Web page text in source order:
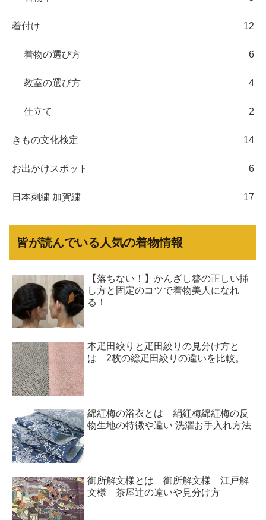
着付け 12
着物の選び方 6
教室の選び方 4
仕立て 2
きもの文化検定 14
お出かけスポット 6
日本刺繍 加賀繍 17
皆が読んでいる人気の着物情報
【落ちない！】かんざし簪の正しい挿
し方と固定のコツで着物美人になれ
る！
本疋田絞りと疋田絞りの見分け方と
は 2枚の総疋田絞りの違いを比較。
綿紅梅の浴衣とは 絹紅梅綿紅梅の反
物生地の特徴や違い 洗濯お手入れ方法
御所解文様とは 御所解文様 江戸解
文様 茶屋辻の違いや見分け方